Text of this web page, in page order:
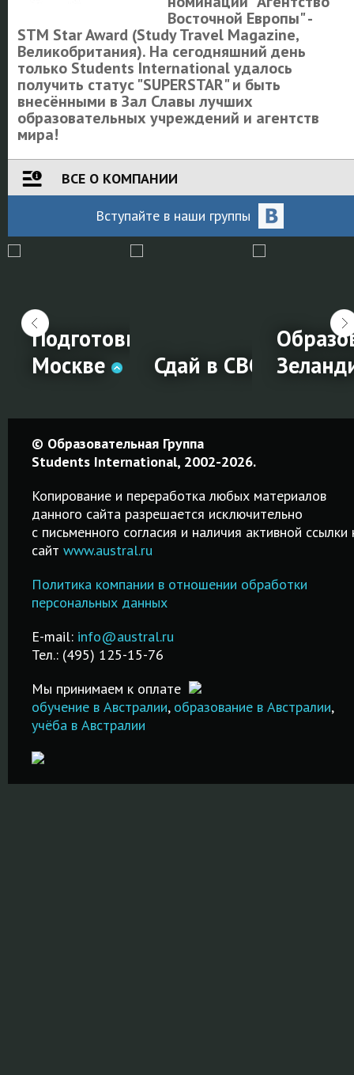
Восточной Европы" -
STM Star Award (Study Travel Magazine,
Великобритания). На сегодняшний день
только Students International удалось
получить статус "SUPERSTAR" и быть
внесёнными в Зал Славы лучших
образовательных учреждений и агентств
мира!
ВСЕ О КОМПАНИИ
Вступайте в наши группы
заменеджмент
Подготовка к IELTS в
Москве
Подготовка
к IELTS в
Москве
Качественные
курсы от 2-х
дней до 2-х
месяцев!
Подготовка к
IELTS в Москве.
Недорого и
качественно!
ПОДРОБНЕЕ
Сдай в СВОЁМ
Сдай в
СВОЁМ
городе!
Простая
процедура
IELTS! Удобный
поиск города и
экзамена!
Среднее,
© Образовательная Группа
Students International, 2002-2026.
Копирование и переработка любых материалов
данного сайта разрешается исключительно
c письменного согласия и наличия активной ссылки
сайт www.austral.ru
Политика компании в отношении обработки
персональных данных
E-mail: info@austral.ru
Тел.: (495) 125-15-76
Мы принимаем к оплате
обучение в Австралии, образование в Австралии,
учёба в Австралии